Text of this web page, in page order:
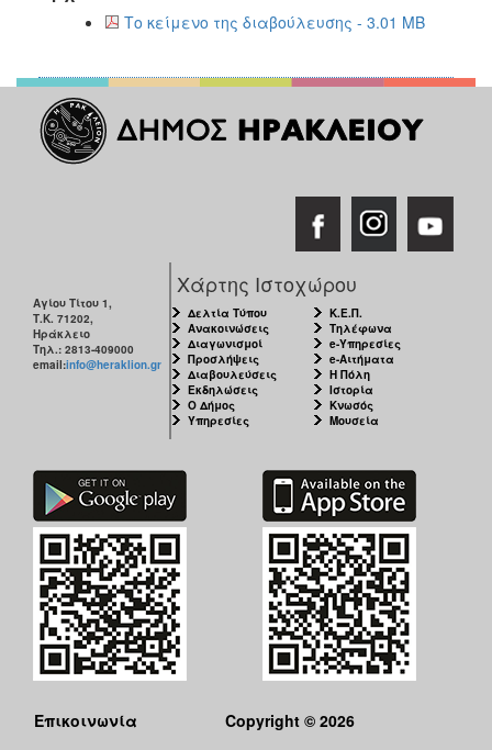
Το κείμενο της διαβούλευσης - 3.01 MB
Αγίου Τίτου 1,
Τ.Κ. 71202,
Ηράκλειο
Τηλ.: 2813-409000
email:info@heraklion.gr
Χάρτης Ιστοχώρου
Δελτία Τύπου
Ανακοινώσεις
Διαγωνισμοί
Προσλήψεις
Διαβουλεύσεις
Εκδηλώσεις
Ο Δήμος
Υπηρεσίες
Κ.Ε.Π.
Τηλέφωνα
e-Υπηρεσίες
e-Αιτήματα
Η Πόλη
Ιστορία
Κνωσός
Μουσεία
Επικοινωνία Copyright © 2026